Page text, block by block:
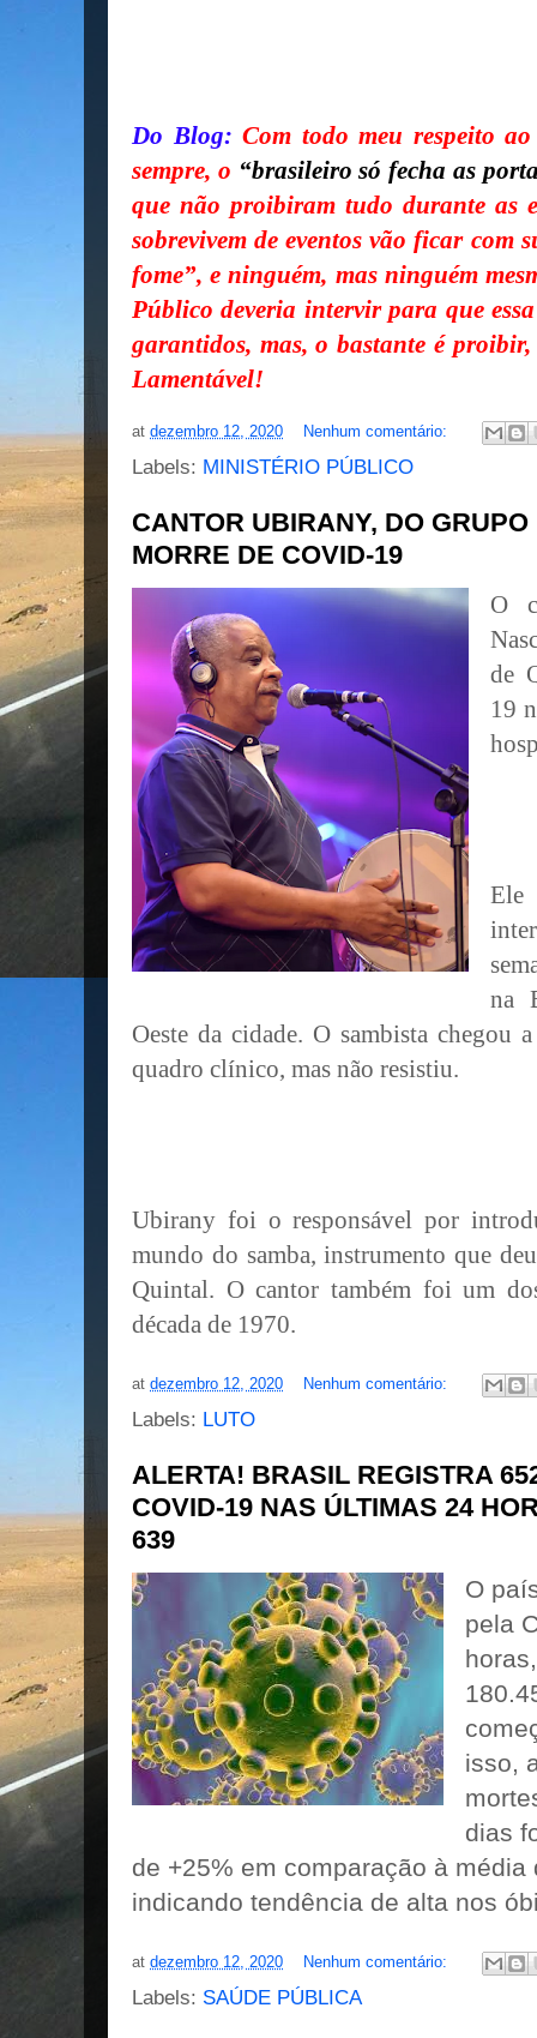
Do Blog: Com todo meu respeito
sempre, o “brasileiro só fecha as
que não proibiram tudo durante as
sobrevivem de eventos vão ficar com
fome”, e ninguém, mas ninguém
Público deveria intervir para que essa
garantidos, mas, o bastante é
Lamentável!
at dezembro 12, 2020 Nenhum comentário:
Labels: MINISTÉRIO PÚBLICO
CANTOR UBIRANY, DO
MORRE DE COVID-19
O
de
19
Ele
na
Oeste da cidade. O sambista chegou
quadro clínico, mas não resistiu.
Ubirany foi o responsável por
mundo do samba, instrumento que
Quintal. O cantor também foi um
década de 1970.
at dezembro 12, 2020 Nenhum comentário:
Labels: LUTO
ALERTA! BRASIL REGISTRA
COVID-19 NAS ÚLTIMAS 24
639
O
pela
horas
isso,
dias
de +25% em comparação à média
indicando tendência de alta nos
at dezembro 12, 2020 Nenhum comentário:
Labels: SAÚDE PÚBLICA